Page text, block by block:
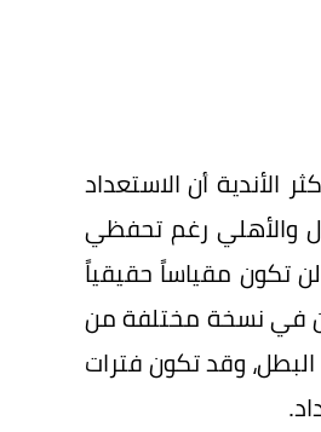
الأندية أن الاستعداد
والأهلي رغم تحفظي
تكون مقياساً حقيقياً
في نسخة مختلفة من
وقد تكون فترات